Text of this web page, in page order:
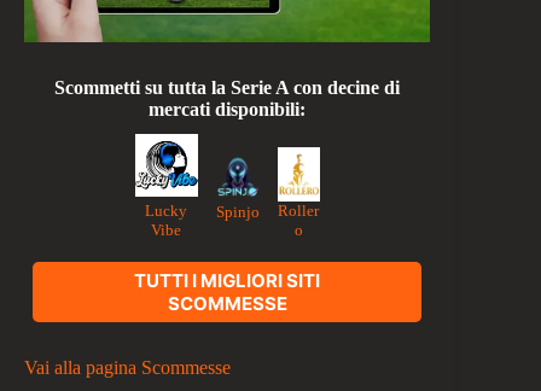
Scommetti su tutta la Serie A con decine di
mercati disponibili:
Lucky
Vibe
Spinjo
Roller
o
TUTTI I MIGLIORI SITI
SCOMMESSE
Vai alla pagina Scommesse